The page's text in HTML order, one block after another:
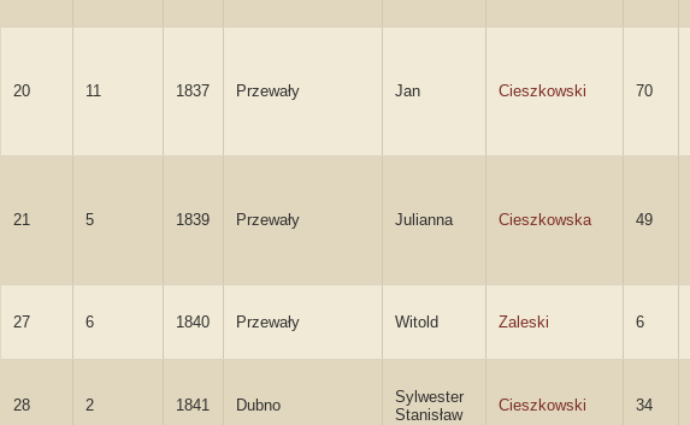
20 11 1837 Przewały Jan Cieszkowski 70
21 5 1839 Przewały Julianna Cieszkowska 49
27 6 1840 Przewały Witold Zaleski 6
28 2 1841 Dubno
Sylwester
Stanisław
Cieszkowski 34